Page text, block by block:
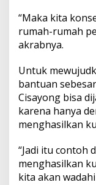
“Maka kita
rumah-rumah
akrabnya.
Untuk
bantuan
Cisayong bisa
karena hanya
menghasilkan
“Jadi itu contoh
menghasilkan
kita akan